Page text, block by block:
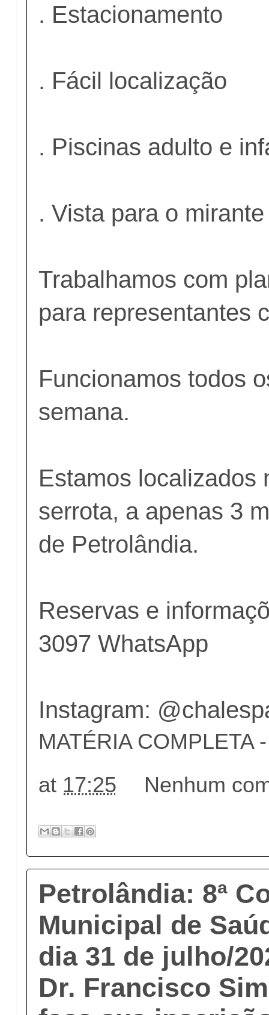
. Estacionamento
. Fácil localização
. Piscinas adulto e
. Vista para o
Trabalhamos com
para representantes
Funcionamos todos
semana.
Estamos localizados
serrota, a apenas 3
de Petrolândia.
Reservas e
3097 WhatsApp
Instagram:
MATÉRIA COMPLETA
at 17:25 Nenhum
Petrolândia: 8ª
Municipal de
dia 31 de julho/
Dr. Francisco